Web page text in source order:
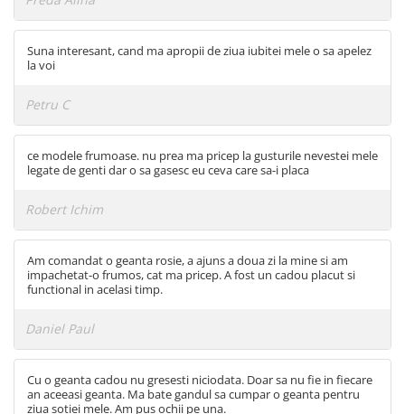
Suna interesant, cand ma apropii de ziua iubitei mele o sa apelez
la voi
Petru C
ce modele frumoase. nu prea ma pricep la gusturile nevestei mele
legate de genti dar o sa gasesc eu ceva care sa-i placa
Robert Ichim
Am comandat o geanta rosie, a ajuns a doua zi la mine si am
impachetat-o frumos, cat ma pricep. A fost un cadou placut si
functional in acelasi timp.
Daniel Paul
Cu o geanta cadou nu gresesti niciodata. Doar sa nu fie in fiecare
an aceeasi geanta. Ma bate gandul sa cumpar o geanta pentru
ziua sotiei mele. Am pus ochii pe una.